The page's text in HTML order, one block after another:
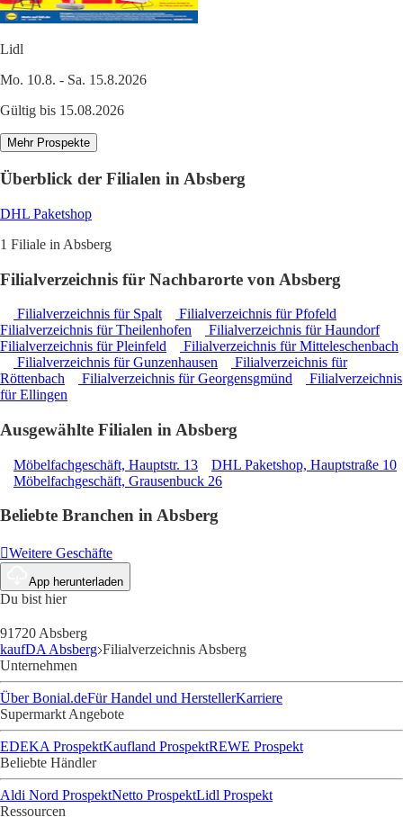
Lidl
Mo. 10.8. - Sa. 15.8.2026
Gültig bis 15.08.2026
Mehr Prospekte
Überblick der Filialen in Absberg
DHL Paketshop
1 Filiale in Absberg
Filialverzeichnis für Nachbarorte von Absberg
Filialverzeichnis für Spalt
Filialverzeichnis für Pfofeld
Filialverzeichnis für Theilenhofen
Filialverzeichnis für Haundorf
Filialverzeichnis für Pleinfeld
Filialverzeichnis für Mitteleschenbach
Filialverzeichnis für Gunzenhausen
Filialverzeichnis für
Röttenbach
Filialverzeichnis für Georgensgmünd
Filialverzeichnis
für Ellingen
Ausgewählte Filialen in Absberg
Möbelfachgeschäft, Hauptstr. 13
DHL Paketshop, Hauptstraße 10
Möbelfachgeschäft, Grausenbuck 26
Beliebte Branchen in Absberg
Weitere Geschäfte
App herunterladen
Du bist hier
91720 Absberg
kaufDA Absberg Filialverzeichnis Absberg
Unternehmen
Über Bonial.deFür Handel und HerstellerKarriere
Supermarkt Angebote
EDEKA ProspektKaufland ProspektREWE Prospekt
Beliebte Händler
Aldi Nord ProspektNetto ProspektLidl Prospekt
Ressourcen